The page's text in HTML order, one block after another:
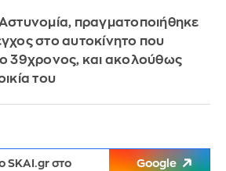
πραγματοποιήθηκε
στο αυτοκίνητο που
39χρονος, και ακολούθως
του
SKAI.gr στο Google